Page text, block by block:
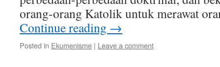
orang-orang Katolik untuk merawat
Continue reading →
Posted in Ekumenisme | Leave a comment